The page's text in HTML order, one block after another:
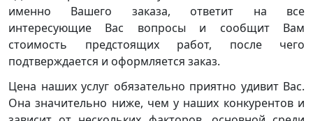
именно Вашего заказа, ответит на все
интересующие Вас вопросы и сообщит Вам
стоимость предстоящих работ, после чего
подтверждается и оформляется заказ.
Цена наших услуг обязательно приятно удивит Вас.
Она значительно ниже, чем у наших конкурентов и